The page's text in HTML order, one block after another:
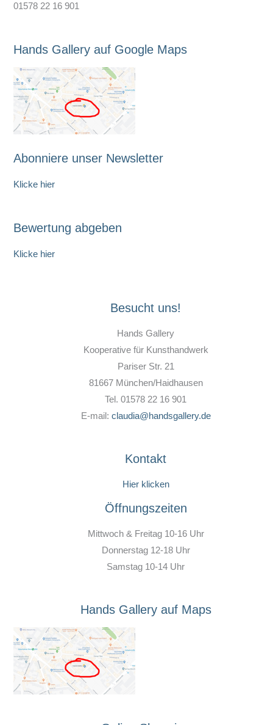
01578 22 16 901
Hands Gallery auf Google Maps
Abonniere unser Newsletter
Klicke hier
Bewertung abgeben
Klicke hier
Besucht uns!
Hands Gallery
Kooperative für Kunsthandwerk
Pariser Str. 21
81667 München/Haidhausen
Tel. 01578 22 16 901
E-mail: claudia@handsgallery.de
Kontakt
Hier klicken
Öffnungszeiten
Mittwoch & Freitag 10-16 Uhr
Donnerstag 12-18 Uhr
Samstag 10-14 Uhr
Hands Gallery auf Maps